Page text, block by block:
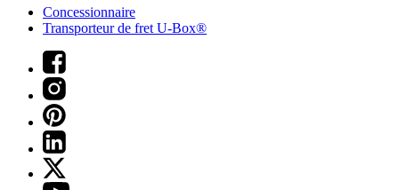
Concessionnaire
Transporteur de fret U-Box®